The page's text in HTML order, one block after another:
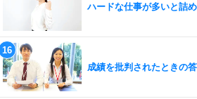
ハードな仕事が多いと詰
成績を批判されたときの答